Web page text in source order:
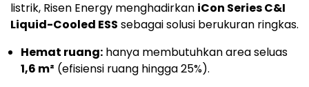
listrik, Risen Energy menghadirkan iCon Series C&I
Liquid-Cooled ESS sebagai solusi berukuran ringkas.
Hemat ruang: hanya membutuhkan area seluas
1,6 m² (efisiensi ruang hingga 25%).